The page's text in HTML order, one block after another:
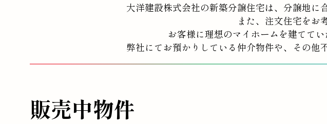
大洋建設株式会社の新築分譲住宅は、分譲地に
また、注文住宅をお
お客様に理想のマイホームを建てて
弊社にてお預かりしている仲介物件や、その他
販売中物件